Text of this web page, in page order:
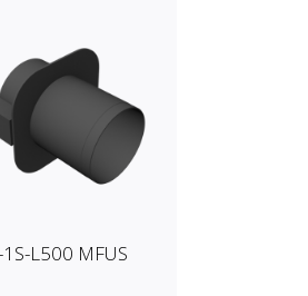
L500 MFUS